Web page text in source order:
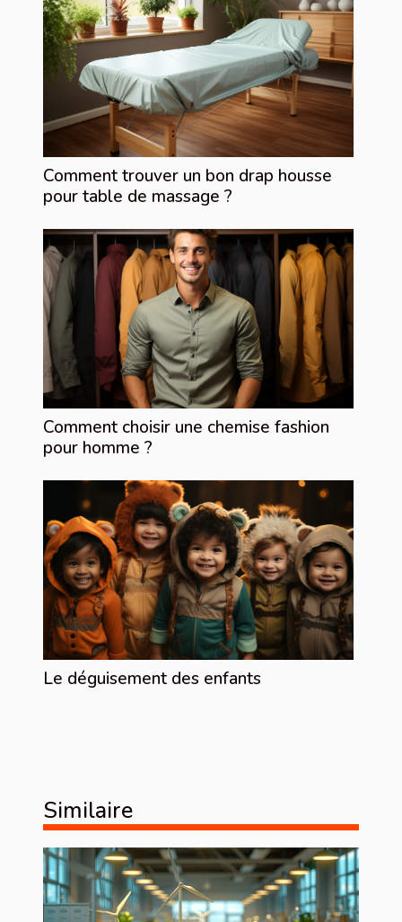
Comment trouver un bon drap housse
pour table de massage ?
Comment choisir une chemise fashion
pour homme ?
Le déguisement des enfants
Similaire